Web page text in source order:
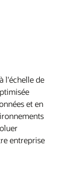
l'échelle de
et en
entreprise